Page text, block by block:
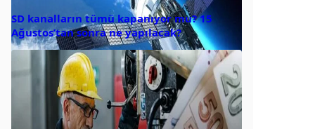
SD kanalların tümü kapanıyor mu? 15
Ağustos’tan sonra ne yapılacak?